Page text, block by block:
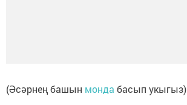
(Әсәрнең башын монда басып укыгыз)